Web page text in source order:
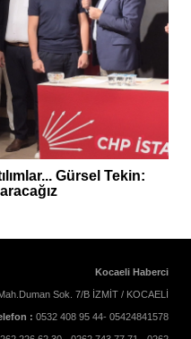
Gürsel Tekin:
Kocaeli Haberci
Sok. 7/B İZMİT / KOCAELİ
: 0532 408 95 44- 05424841578